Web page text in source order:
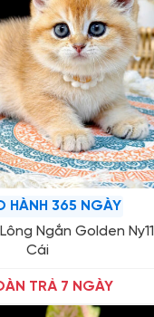
HÀNH 365 NGÀY
Ngắn Golden Ny11
Cái
TRẢ 7 NGÀY